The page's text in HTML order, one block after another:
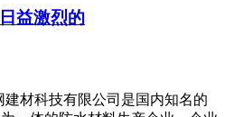
益激烈的
建材科技有限公司是国内知名的